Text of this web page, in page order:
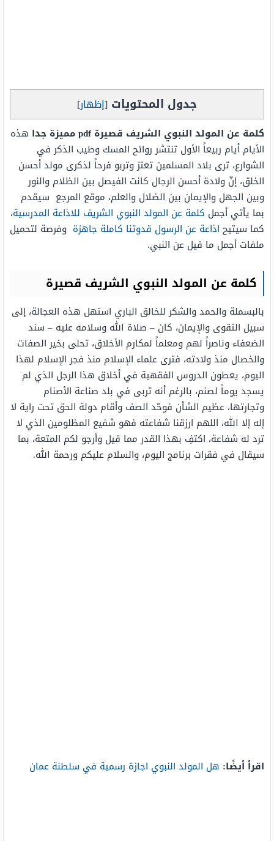
جدول المحتويات [إظهار]
كلمة عن المولد النبوي الشريف قصيرة pdf مميزة جدا
هذه
الأيام أيام ربيعاً الأول تنتشر روائح المسك وطيب الذكر في
الشوارع، ترى بلاد المسلمين تعتز وتربو فرحاً لذكرى مولد أحسن
الخلق، إنّ ولادة أحسن الرجال كانت الفيصل بين الظلام والنور
وبين الجهل والإيمان بين الضلال والعلم، موقع المرجع سيقدم
بما يأتي أجمل كلمة عن المولد النبوي الشريف للاذاعة المدرسية،
كما سيتيح اذاعة عن الرسول قدوتنا كاملة جاهزة وفرصة لتحميل
ملفات أجمل ما قيل عن النبي.
كلمة عن المولد النبوي الشريف قصيرة
بالبسملة والحمد والشكر للخالق الباري استهل هذه العجالة، إلى
سبيل التقوى والإيمان، كان – صلاة الله وسلامه عليه – سند
الضعفاء وناصراً لهم ومعلماً لمكارم الأخلاق، تحلى بخير الصفات
والخصال منذ ولادته، فترى علماء الإسلام منذ فجر الإسلام لهذا
اليوم، يعطون الدروس الفقهية في أخلاق هذا الرجل الذي لم
يسجد يوماً لصنم، بالرغم أنه تربى في بلد صناعة الأصنام
وتجارتها، عظيم الشأن فوحّد الصف وأقام دولة الحق تحت راية لا
إله إلا الله، اللهم ارزقنا شفاعته فهو شفيع المظلومين الذي لا
ترد له شفاعة، اكتفِ بهذا القدر مما قيل وأرجو لكم المتعة، بما
سيقال في فقرات برنامج اليوم، والسلام عليكم ورحمة الله.
اقرأ أيضًا: هل المولد النبوي اجازة رسمية في سلطنة عمان